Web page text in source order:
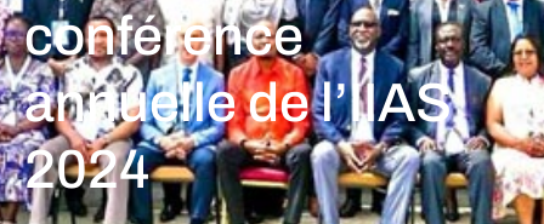
conférence
annuelle de l’IIAS
2024